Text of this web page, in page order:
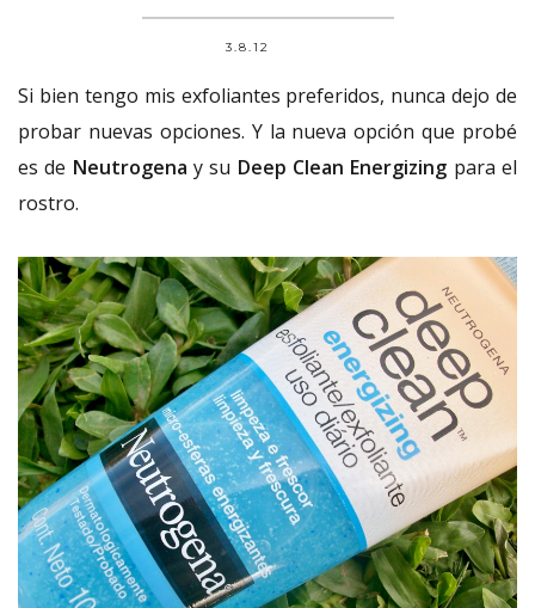
3.8.12
Si bien tengo mis exfoliantes preferidos, nunca dejo de
probar nuevas opciones. Y la nueva opción que probé
es de Neutrogena y su Deep Clean Energizing para el
rostro.